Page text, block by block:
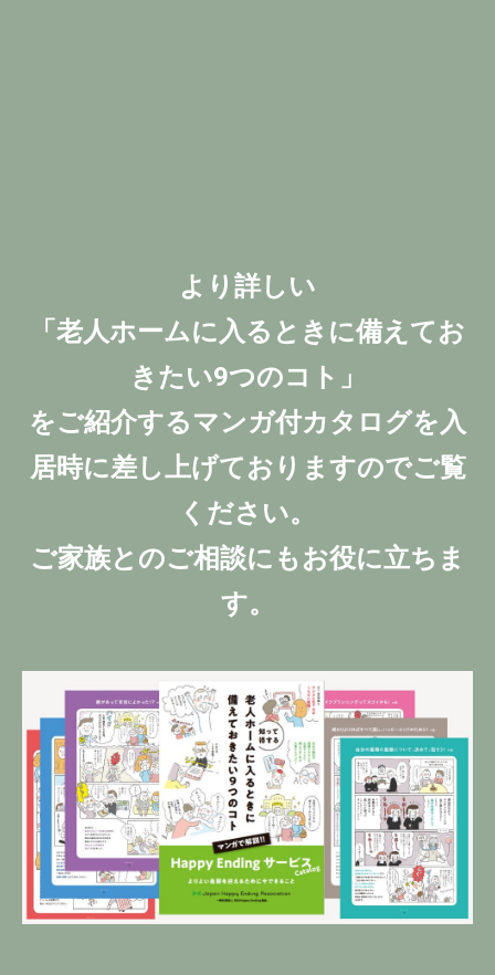
より詳しい
「老人ホームに入るときに備えてお
きたい9つのコト」
をご紹介するマンガ付カタログを入
居時に差し上げておりますのでご覧
ください。
ご家族とのご相談にもお役に立ちま
す。